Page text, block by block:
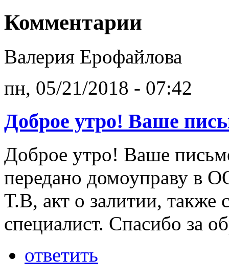
Комментарии
Валерия Ерофайлова
пн, 05/21/2018 - 07:42
Доброе утро! Ваше
Доброе утро! Ваше
передано домоуправу
Т.В, акт о залитии, также
специалист. Спасибо за
ответить